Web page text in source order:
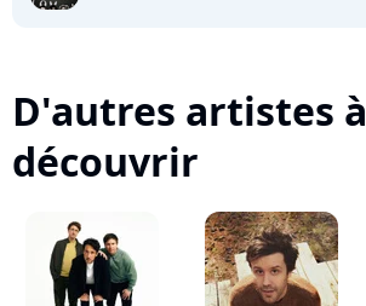
D'autres artistes à
découvrir